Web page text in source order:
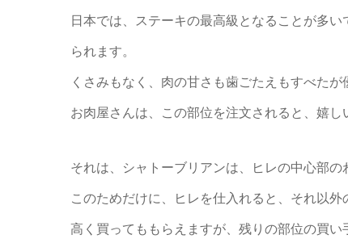
日本では、ステーキの最高級となることが多
られます。
くさみもなく、肉の甘さも歯ごたえもすべたが
お肉屋さんは、この部位を注文されると、嬉し
それは、シャトーブリアンは、ヒレの中心部
このためだけに、ヒレを仕入れると、それ以外
高く買ってももらえますが、残りの部位の買い